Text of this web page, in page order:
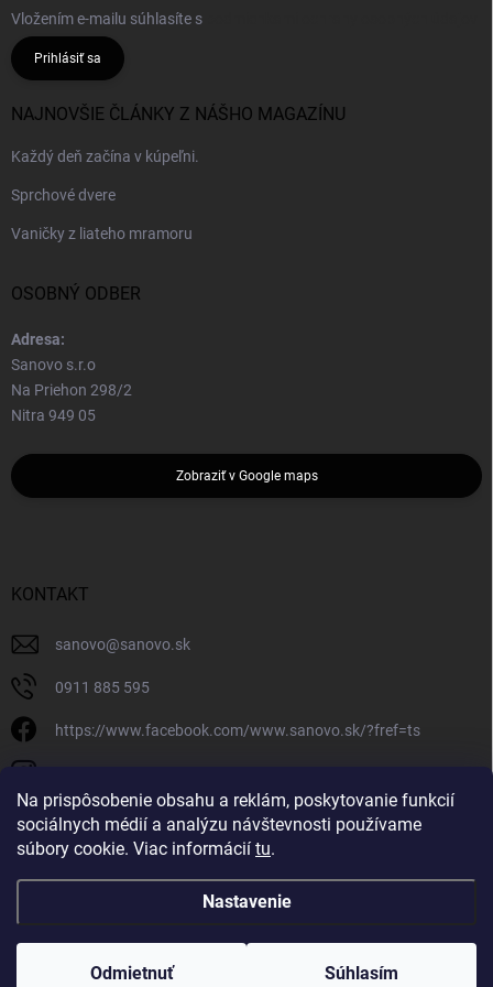
Na prispôsobenie obsahu a reklám, poskytovanie funkcií
sociálnych médií a analýzu návštevnosti používame
súbory cookie. Viac informácií tu.
Nastavenie
Odmietnuť Súhlasím
Vložením e-mailu súhlasíte s
Prihlásiť sa
NAJNOVŠIE ČLÁNKY Z NÁŠHO MAGAZÍNU
Každý deň začína v kúpeľni.
Sprchové dvere
Vaničky z liateho mramoru
OSOBNÝ ODBER
Adresa:
Sanovo s.r.o
Na Priehon 298/2
Nitra 949 05
Zobraziť v Google maps
KONTAKT
sanovo@sanovo.sk
0911 885 595
https://www.facebook.com/www.sanovo.sk/?fref=ts
Copyright 2026Sanovo.sk. Všetky práva vyhradené. | Upraviť nastavenie